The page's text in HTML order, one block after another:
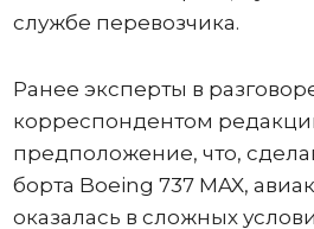
службе перевозчика.
Ранее эксперты в
корреспондентом
предположение, что,
борта Boeing 737 MAX,
оказалась в сложных